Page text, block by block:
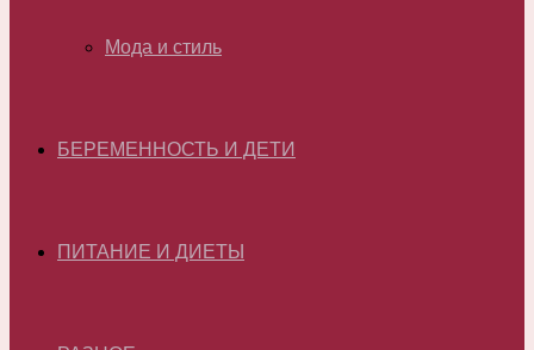
Мода и стиль
БЕРЕМЕННОСТЬ И ДЕТИ
ПИТАНИЕ И ДИЕТЫ